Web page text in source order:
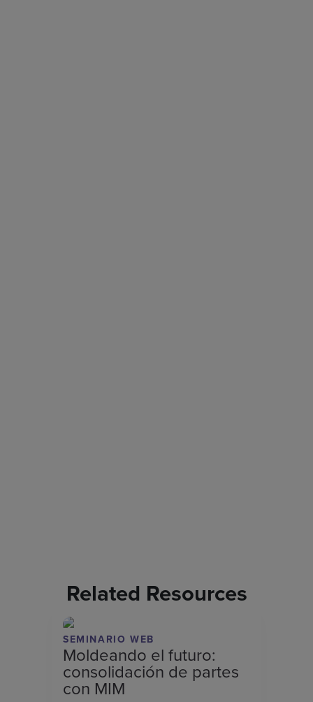
Related Resources
SEMINARIO WEB
Moldeando el futuro:
consolidación de partes
con MIM